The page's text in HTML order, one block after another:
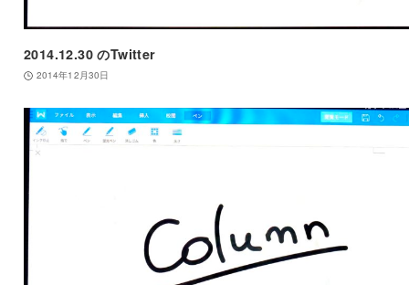
2014.12.30 のTwitter
2014年12月30日